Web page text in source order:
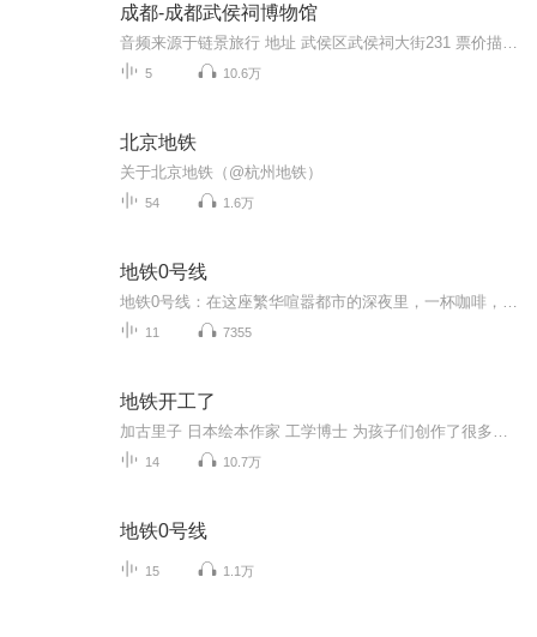
成都-成都武侯祠博物馆
5 10.6万
北京地铁
关于北京地铁（@杭州地铁）
54 1.6万
地铁0号线
11 7355
地铁开工了
14 10.7万
地铁0号线
15 1.1万